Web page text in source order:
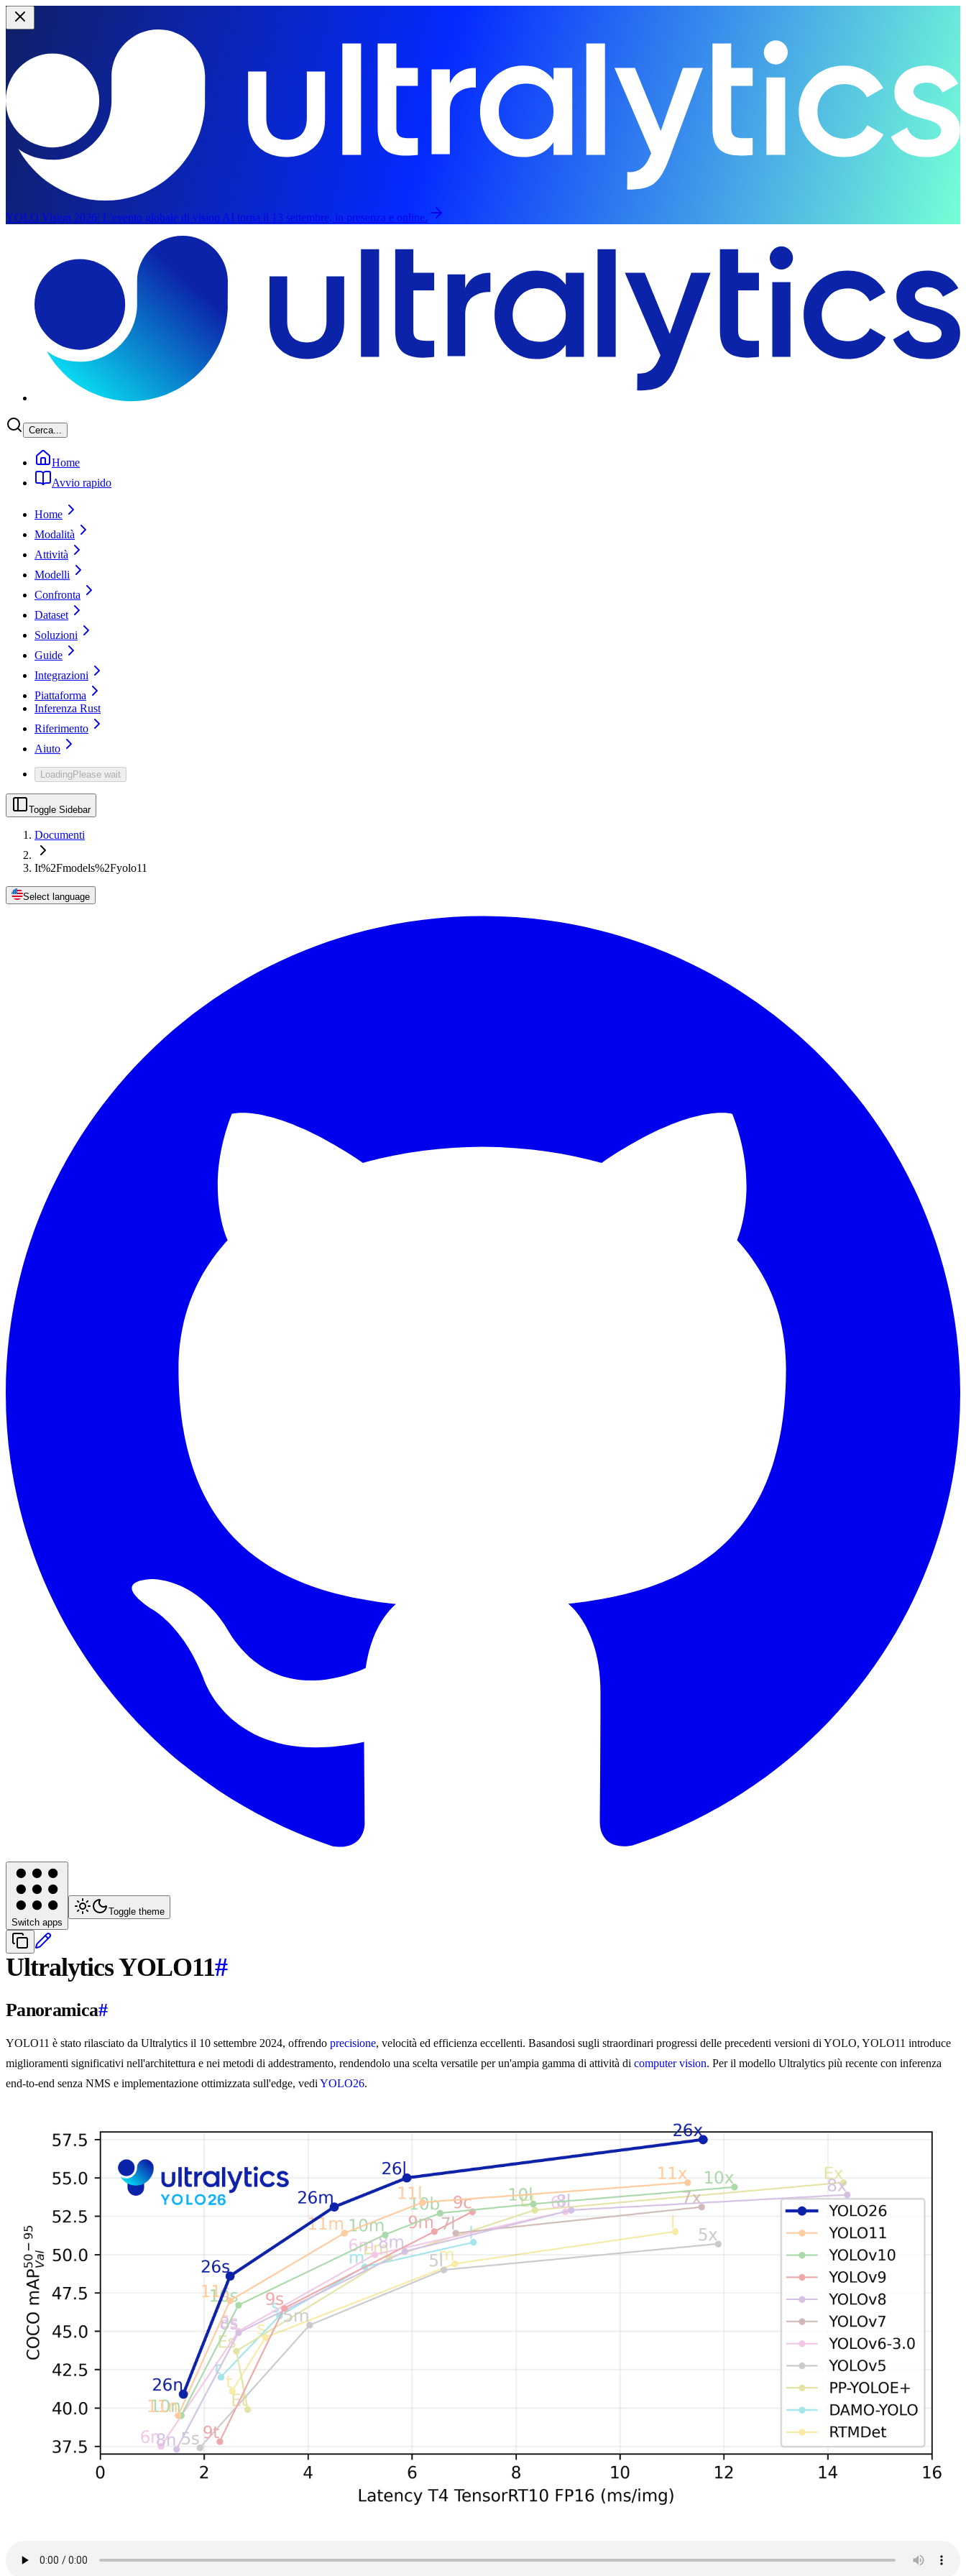
YOLO Vision 2026: L'evento globale di vision AI torna il 13 settembre, in presenza e online.
Cerca...
Home
Avvio rapido
Home
Modalità
Attività
Modelli
Confronta
Dataset
Soluzioni
Guide
Integrazioni
Piattaforma
Inferenza Rust
Riferimento
Aiuto
LoadingPlease wait
Toggle Sidebar
Documenti
It%2Fmodels%2Fyolo11
Select language
Switch apps
Toggle theme
Ultralytics YOLO11#
Panoramica#
YOLO11 è stato rilasciato da Ultralytics il 10 settembre 2024, offrendo precisione, velocità ed efficienza eccellenti. Basandosi sugli straordinari progressi delle precedenti versioni di YOLO, YOLO11 introduce
miglioramenti significativi nell'architettura e nei metodi di addestramento, rendendolo una scelta versatile per un'ampia gamma di attività di computer vision. Per il modello Ultralytics più recente con inferenza
end-to-end senza NMS e implementazione ottimizzata sull'edge, vedi YOLO26.